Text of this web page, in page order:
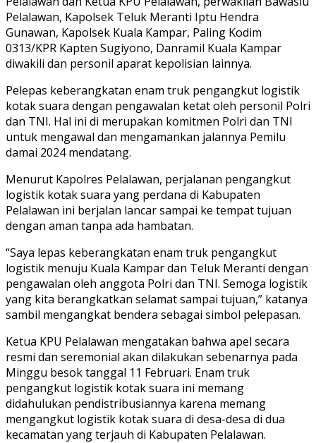
Pelalawan, Kapolsek Teluk Meranti Iptu Hendra
Gunawan, Kapolsek Kuala Kampar, Paling Kodim
0313/KPR Kapten Sugiyono, Danramil Kuala Kampar
diwakili dan personil aparat kepolisian lainnya.
Pelepas keberangkatan enam truk pengangkut logistik
kotak suara dengan pengawalan ketat oleh personil Polri
dan TNI. Hal ini di merupakan komitmen Polri dan TNI
untuk mengawal dan mengamankan jalannya Pemilu
damai 2024 mendatang.
Menurut Kapolres Pelalawan, perjalanan pengangkut
logistik kotak suara yang perdana di Kabupaten
Pelalawan ini berjalan lancar sampai ke tempat tujuan
dengan aman tanpa ada hambatan.
“Saya lepas keberangkatan enam truk pengangkut
logistik menuju Kuala Kampar dan Teluk Meranti dengan
pengawalan oleh anggota Polri dan TNI. Semoga logistik
yang kita berangkatkan selamat sampai tujuan,” katanya
sambil mengangkat bendera sebagai simbol pelepasan.
Ketua KPU Pelalawan mengatakan bahwa apel secara
resmi dan seremonial akan dilakukan sebenarnya pada
Minggu besok tanggal 11 Februari. Enam truk
pengangkut logistik kotak suara ini memang
didahulukan pendistribusiannya karena memang
mengangkut logistik kotak suara di desa-desa di dua
kecamatan yang terjauh di Kabupaten Pelalawan.